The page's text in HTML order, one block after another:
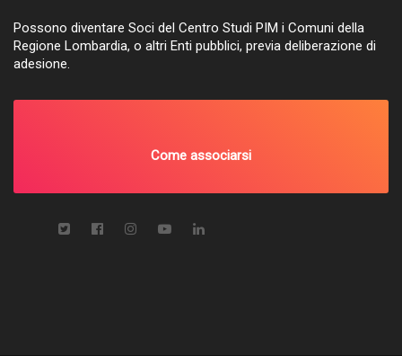
Possono diventare Soci del Centro Studi PIM i Comuni della
Regione Lombardia, o altri Enti pubblici, previa deliberazione di
adesione.
Come associarsi